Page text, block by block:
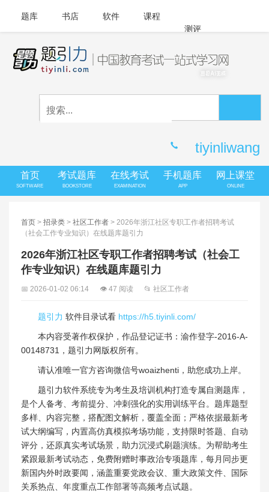
题库 书店 软件
课程
测评
APP下载
tiyinliwang
首页
SOFTWARE
考试题库
BOOKSTORE
在线考试
EXAMINATION
手机题库
APP
网上课堂
ONLINE
首页 > 招录类 > 社区工作者 > 2026年浙江社区专职工作者招聘考试
（社会工作专业知识）在线题库题引力
2026年浙江社区专职工作者招聘考试（社会工
作专业知识）在线题库题引力
📅 2026-01-02 06:14 👁 47 阅读 📂 社区工作者
题引力 软件目录试看 https://h5.tiyinli.com/
本内容受著作权保护，作品登记证书：渝作登字-2016-A-
00148731，题引力网版权所有。
请认准唯一官方咨询微信号woaizhenti，助您成功上岸。
题引力软件系统专为考生及培训机构打造专属自测题库，
是个人备考、考前提分、冲刺强化的实用训练平台。题库题型
多样、内容完整，搭配图文解析，覆盖全面；严格依据最新考
试大纲编写，内置高仿真模拟考场功能，支持限时答题、自动
评分，还原真实考试场景，助力沉浸式刷题演练。为帮助考生
紧跟最新考试动态，免费附赠时事政治专项题库，每月同步更
新国内外时政要闻，涵盖重要党政会议、重大政策文件、国际
关系热点、年度重点工作部署等高频考点试题。